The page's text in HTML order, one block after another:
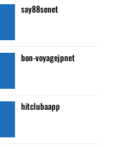
say88senet
bon-voyagejpnet
hitclubaapp